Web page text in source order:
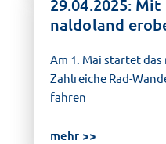
29.04.2025:
naldoland
Am 1. Mai startet
Zahlreiche Rad-
fahren
mehr